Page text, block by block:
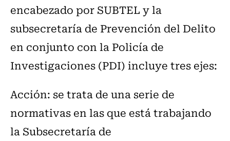
encabezado por SUBTEL y la
subsecretaría de Prevención del Delito
en conjunto con la Policía de
Investigaciones (PDI) incluye tres ejes:
Acción: se trata de una serie de
normativas en las que está trabajando
la Subsecretaría de